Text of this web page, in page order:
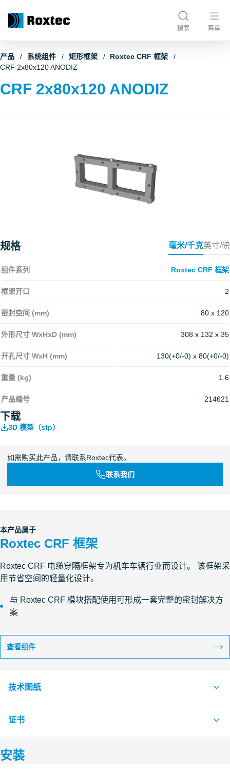
搜索 菜单
产品 系统组件 矩形框架
Roxtec CRF 框架
CRF 2x80x120 ANODIZ
CRF 2x80x120 ANODIZ
规格 毫米/千克英寸/磅
组件系列 Roxtec CRF 框架
框架开口 2
密封空间 (mm) 80 x 120
外形尺寸 WxHxD (mm) 308 x 132 x 35
开孔尺寸 WxH (mm) 130(+0/-0) x 80(+0/-0)
重量 (kg) 1.6
产品编号 214621
下载
3D 模型（stp）
如需购买此产品，请联系Roxtec代表。
联系我们
本产品属于
Roxtec CRF 框架
Roxtec CRF 电缆穿隔框架专为机车车辆行业而设计。 该框架采
用节省空间的轻量化设计。
与 Roxtec CRF 模块搭配使用可形成一套完整的密封解决方
案
查看组件
技术图纸
S1578380 CRF 2x60x180 ASSEMBLY
证书
认证机构
安装